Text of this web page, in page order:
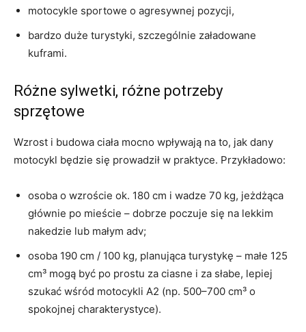
motocykle sportowe o agresywnej pozycji,
bardzo duże turystyki, szczególnie załadowane
kuframi.
Różne sylwetki, różne potrzeby
sprzętowe
Wzrost i budowa ciała mocno wpływają na to, jak dany
motocykl będzie się prowadził w praktyce. Przykładowo:
osoba o wzroście ok. 180 cm i wadze 70 kg, jeżdżąca
głównie po mieście – dobrze poczuje się na lekkim
nakedzie lub małym adv;
osoba 190 cm / 100 kg, planująca turystykę – małe 125
cm³ mogą być po prostu za ciasne i za słabe, lepiej
szukać wśród motocykli A2 (np. 500–700 cm³ o
spokojnej charakterystyce).